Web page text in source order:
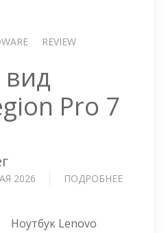
REVIEW
Pro 7
2026 ПОДРОБНЕЕ
Ноутбук Lenovo